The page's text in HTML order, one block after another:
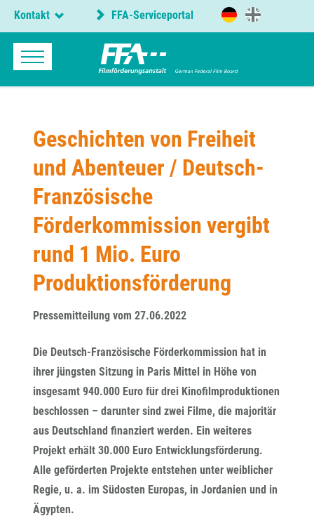
Kontakt FFA-Serviceportal
Geschichten von Freiheit
und Abenteuer / Deutsch-
Französische
Förderkommission vergibt
rund 1 Mio. Euro
Produktionsförderung
Pressemitteilung vom 27.06.2022
Die Deutsch-Französische Förderkommission hat in
ihrer jüngsten Sitzung in Paris Mittel in Höhe von
insgesamt 940.000 Euro für drei Kinofilmproduktionen
beschlossen – darunter sind zwei Filme, die majoritär
aus Deutschland finanziert werden. Ein weiteres
Projekt erhält 30.000 Euro Entwicklungsförderung.
Alle geförderten Projekte entstehen unter weiblicher
Regie, u. a. im Südosten Europas, in Jordanien und in
Ägypten.